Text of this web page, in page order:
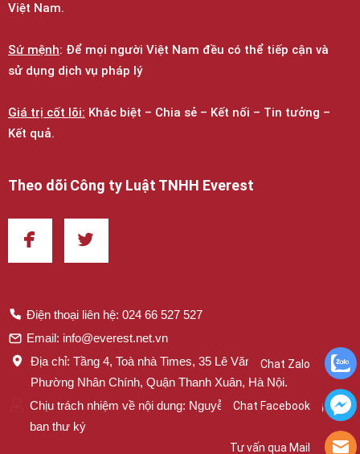
Chat Zalo
Chat Facebook
Tư vấn qua Mail
Việt Nam.
Sứ mệnh: Để mọi người Việt Nam đều có thể tiếp cận và
sử dụng dịch vụ pháp lý
Giá trị cốt lõi: Khác biệt – Chia sẻ – Kết nối – Tin tưởng –
Kết quả.
Theo dõi Công ty Luật TNHH Everest
Điện thoại liên hệ: 024 66 527 527
Email: info@everest.net.vn
Địa chỉ: Tầng 4, Toà nhà Times, 35 Lê Văn Lương,
Phường Nhân Chính, Quận Thanh Xuân, Hà Nội.
Chịu trách nhiệm về nội dung: Nguyễn Thị Mai – Trưởng
ban thư ký